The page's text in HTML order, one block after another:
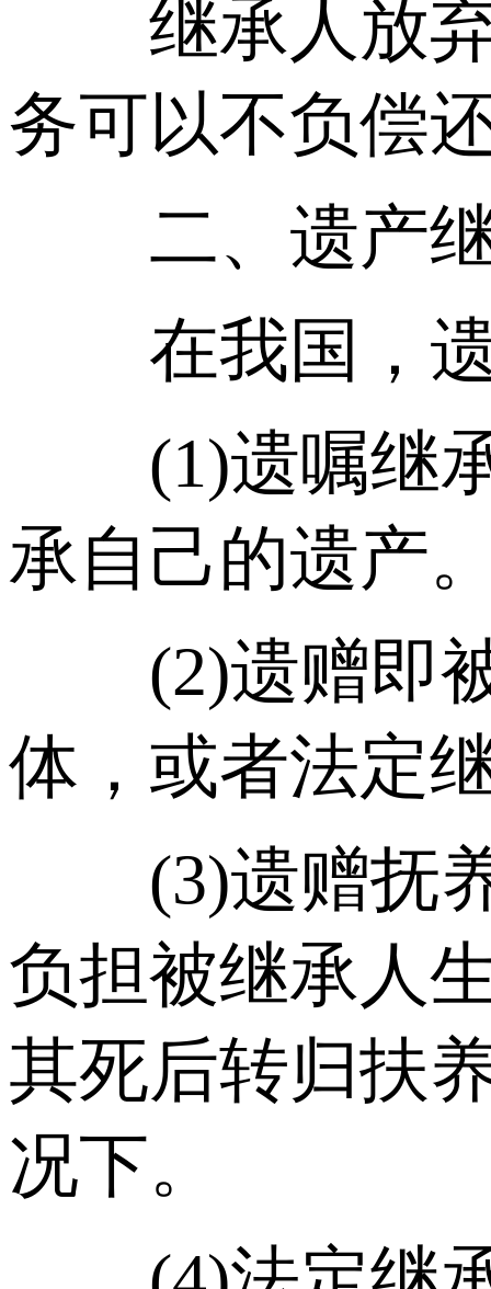
继承人放弃
务可以不负偿
二、遗产继
在我国，遗
(1)遗嘱继承
承自己的遗产
(2)遗赠即被
体，或者法定
(3)遗赠抚养
负担被继承人
其死后转归扶
况下。